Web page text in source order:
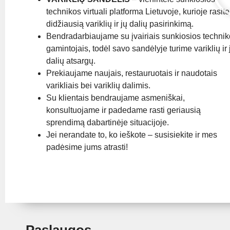
technikos virtuali platforma Lietuvoje, kurioje rasite
didžiausią variklių ir jų dalių pasirinkimą.
Bendradarbiaujame su įvairiais sunkiosios
gamintojais, todėl savo sandėlyje turime variklių ir
dalių atsargų.
Prekiaujame naujais, restauruotais ir naudotais
varikliais bei variklių dalimis.
Su klientais bendraujame asmeniškai,
konsultuojame ir padedame rasti geriausią
sprendimą dabartinėje situacijoje.
Jei nerandate to, ko ieškote – susisiekite ir mes
padėsime jums atrasti!